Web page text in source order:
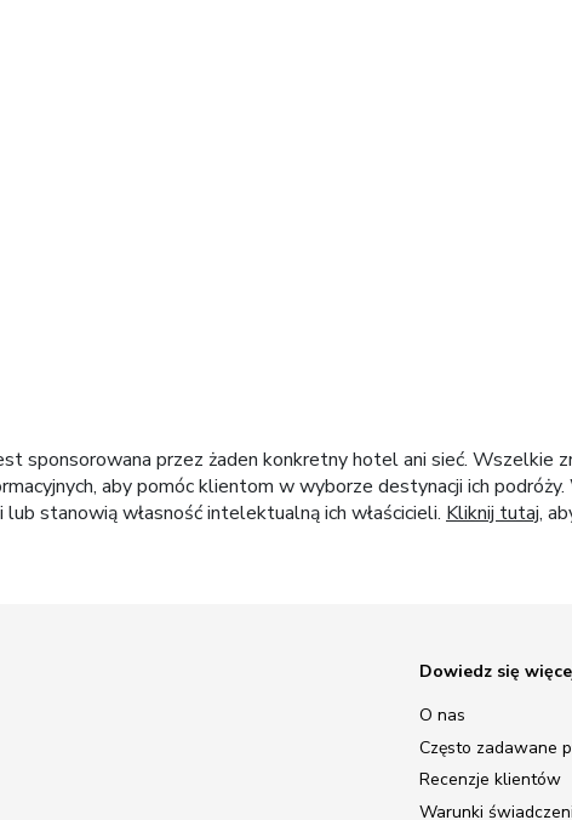
sponsorowana przez żaden konkretny hotel ani sieć. Wszelkie
aby pomóc klientom w wyborze destynacji ich
stanowią własność intelektualną ich właścicieli. Kliknij tutaj,
Dowiedz się
O nas
Często zadawane
Recenzje klientów
Warunki